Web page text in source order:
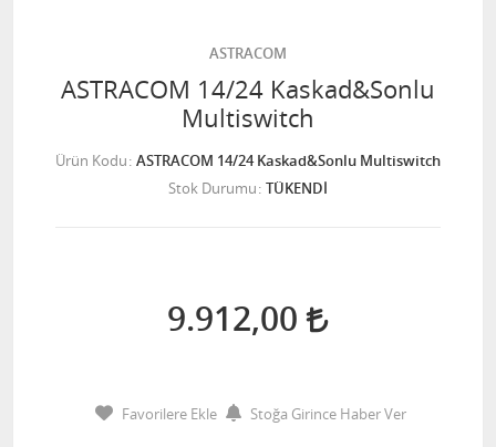
ASTRACOM
ASTRACOM 14/24 Kaskad&Sonlu
Multiswitch
Ürün Kodu ASTRACOM 14/24 Kaskad&Sonlu Multiswitch
Stok Durumu TÜKENDİ
9.912,00
Favorilere Ekle Stoğa Girince Haber Ver